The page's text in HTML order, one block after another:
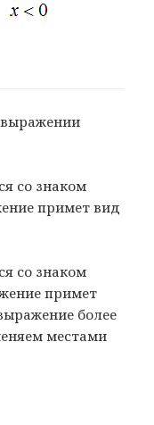
со знаком
примет вид
со знаком
примет
более
местами